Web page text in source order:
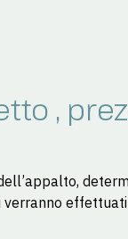
,
verranno